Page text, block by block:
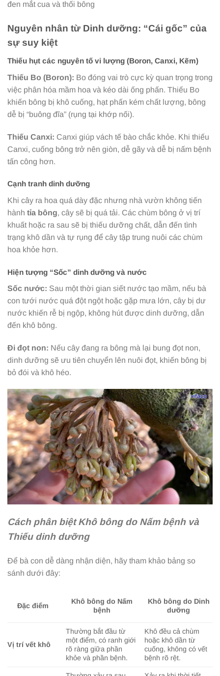
đen mắt cua và thối bông
Nguyên nhân từ Dinh dưỡng: “Cái gốc” của
sự suy kiệt
Thiếu hụt các nguyên tố vi lượng (Boron, Canxi, Kẽm)
Thiếu Bo (Boron): Bo đóng vai trò cực kỳ quan trọng trong
việc phân hóa mầm hoa và kéo dài ống phấn. Thiếu Bo
khiến bông bị khô cuống, hạt phấn kém chất lượng, bông
dễ bị “buông đĩa” (rụng tại khớp nối).
Thiếu Canxi: Canxi giúp vách tế bào chắc khỏe. Khi thiếu
Canxi, cuống bông trở nên giòn, dễ gãy và dễ bị nấm bệnh
tấn công hơn.
Cạnh tranh dinh dưỡng
Khi cây ra hoa quá dày đặc nhưng nhà vườn không tiến
hành tỉa bông, cây sẽ bị quá tải. Các chùm bông ở vị trí
khuất hoặc ra sau sẽ bị thiếu dưỡng chất, dẫn đến tình
trạng khô dần và tự rụng để cây tập trung nuôi các chùm
hoa khỏe hơn.
Hiện tượng “Sốc” dinh dưỡng và nước
Sốc nước: Sau một thời gian siết nước tạo mầm, nếu bà
con tưới nước quá đột ngột hoặc gặp mưa lớn, cây bị dư
nước khiến rễ bị ngộp, không hút được dinh dưỡng, dẫn
đến khô bông.
Đi đọt non: Nếu cây đang ra bông mà lại bung đọt non,
dinh dưỡng sẽ ưu tiên chuyển lên nuôi đọt, khiến bông bị
bỏ đói và khô héo.
Cách phân biệt Khô bông do Nấm bệnh và
Thiếu dinh dưỡng
Để bà con dễ dàng nhận diện, hãy tham khảo bảng so
sánh dưới đây:
Đặc điểm
Khô bông do Nấm
bệnh
Khô bông do Dinh
dưỡng
Vị trí vết khô
Thường bắt đầu từ
một điểm, có ranh giới
rõ ràng giữa phần
khỏe và phần bệnh.
Khô đều cả chùm
hoặc khô dần từ
cuống, không có vết
bệnh rõ rệt.